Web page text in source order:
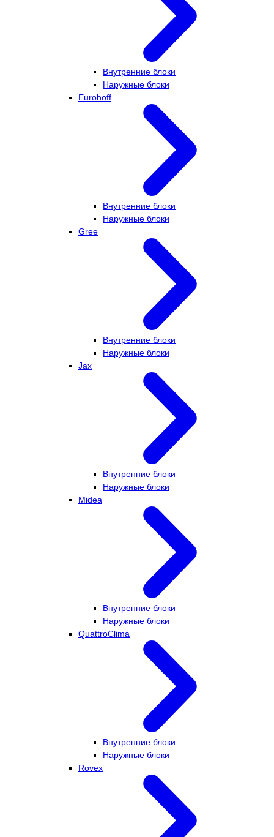
Внутренние блоки
Наружные блоки
Eurohoff
Внутренние блоки
Наружные блоки
Gree
Внутренние блоки
Наружные блоки
Jax
Внутренние блоки
Наружные блоки
Midea
Внутренние блоки
Наружные блоки
QuattroClima
Внутренние блоки
Наружные блоки
Rovex